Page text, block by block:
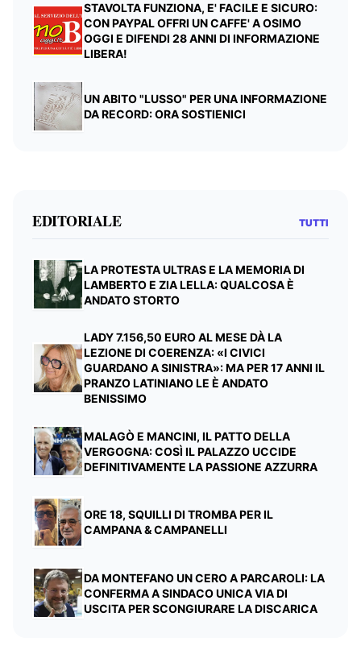
STAVOLTA FUNZIONA, E' FACILE E SICURO:
CON PAYPAL OFFRI UN CAFFE' A OSIMO
OGGI E DIFENDI 28 ANNI DI INFORMAZIONE
LIBERA!
UN ABITO "LUSSO" PER UNA INFORMAZIONE
DA RECORD: ORA SOSTIENICI
EDITORIALE TUTTI
LA PROTESTA ULTRAS E LA MEMORIA DI
LAMBERTO E ZIA LELLA: QUALCOSA È
ANDATO STORTO
LADY 7.156,50 EURO AL MESE DÀ LA
LEZIONE DI COERENZA: «I CIVICI
GUARDANO A SINISTRA»: MA PER 17 ANNI IL
PRANZO LATINIANO LE È ANDATO
BENISSIMO
MALAGÒ E MANCINI, IL PATTO DELLA
VERGOGNA: COSÌ IL PALAZZO UCCIDE
DEFINITIVAMENTE LA PASSIONE AZZURRA
ORE 18, SQUILLI DI TROMBA PER IL
CAMPANA & CAMPANELLI
DA MONTEFANO UN CERO A PARCAROLI: LA
CONFERMA A SINDACO UNICA VIA DI
USCITA PER SCONGIURARE LA DISCARICA